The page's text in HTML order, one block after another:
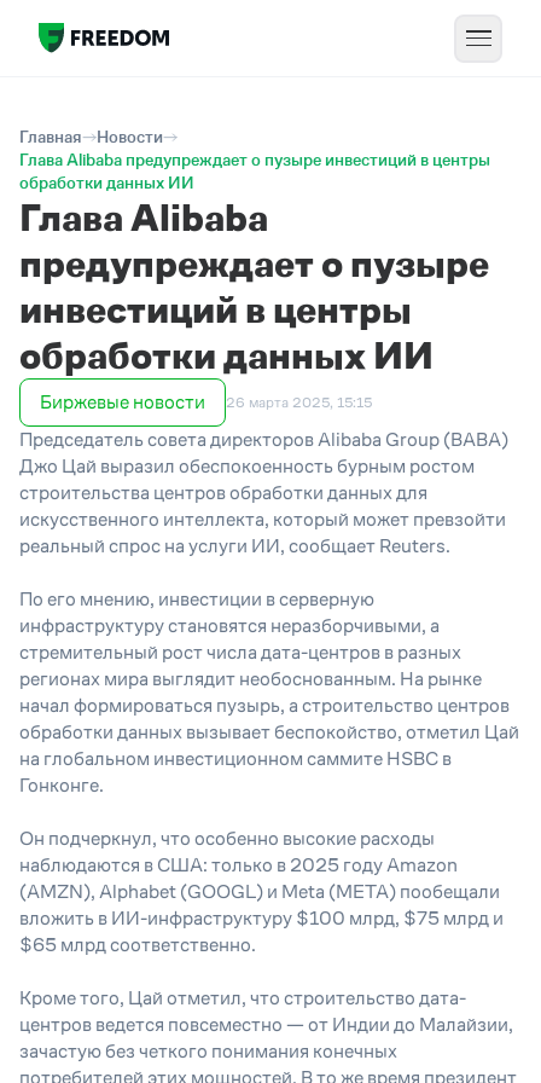
Главная
Новости
Глава Alibaba предупреждает о пузыре инвестиций в центры
обработки данных ИИ
Глава Alibaba
предупреждает о пузыре
инвестиций в центры
обработки данных ИИ
Биржевые новости 26 марта 2025, 15:15
Председатель совета директоров Alibaba Group (BABA)
Джо Цай выразил обеспокоенность бурным ростом
строительства центров обработки данных для
искусственного интеллекта, который может превзойти
реальный спрос на услуги ИИ, сообщает Reuters.
По его мнению, инвестиции в серверную
инфраструктуру становятся неразборчивыми, а
стремительный рост числа дата-центров в разных
регионах мира выглядит необоснованным. На рынке
начал формироваться пузырь, а строительство центров
обработки данных вызывает беспокойство, отметил Цай
на глобальном инвестиционном саммите HSBC в
Гонконге.
Он подчеркнул, что особенно высокие расходы
наблюдаются в США: только в 2025 году Amazon
(AMZN), Alphabet (GOOGL) и Meta (META) пообещали
вложить в ИИ-инфраструктуру $100 млрд, $75 млрд и
$65 млрд соответственно.
Кроме того, Цай отметил, что строительство дата-
центров ведется повсеместно — от Индии до Малайзии,
зачастую без четкого понимания конечных
потребителей этих мощностей. В то же время президент